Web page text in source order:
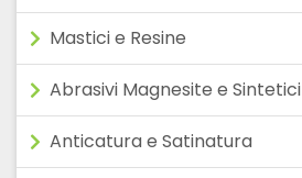
Mastici e Resine
Abrasivi Magnesite e Sintetici
Anticatura e Satinatura